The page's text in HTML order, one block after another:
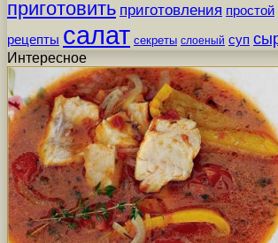
приготовить приготовления простой
рецепты салат секреты слоеный суп
Интересное